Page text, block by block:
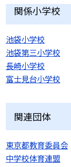
関係小学校
池袋小学校
池袋第三小学校
長崎小学校
富士見台小学校
関連団体
東京都教育委員会
中学校体育連盟